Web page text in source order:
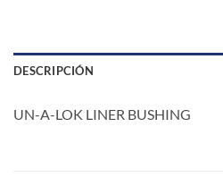
DESCRIPCIÓN
UN-A-LOK LINER BUSHING